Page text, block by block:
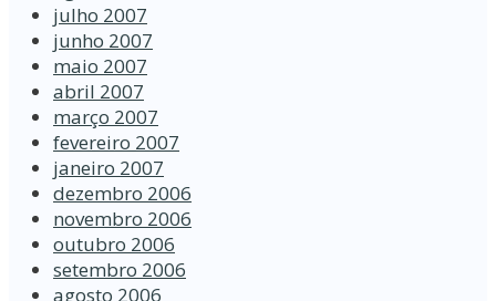
julho 2007
junho 2007
maio 2007
abril 2007
março 2007
fevereiro 2007
janeiro 2007
dezembro 2006
novembro 2006
outubro 2006
setembro 2006
agosto 2006